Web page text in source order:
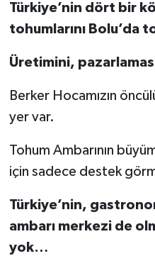
Türkiye’nin dört bir
tohumlarını Bolu’da
Üretimini,
Berker Hocamızın
yer var.
Tohum Ambarının
için sadece destek
Türkiye’nin,
ambarı merkezi de
yok…